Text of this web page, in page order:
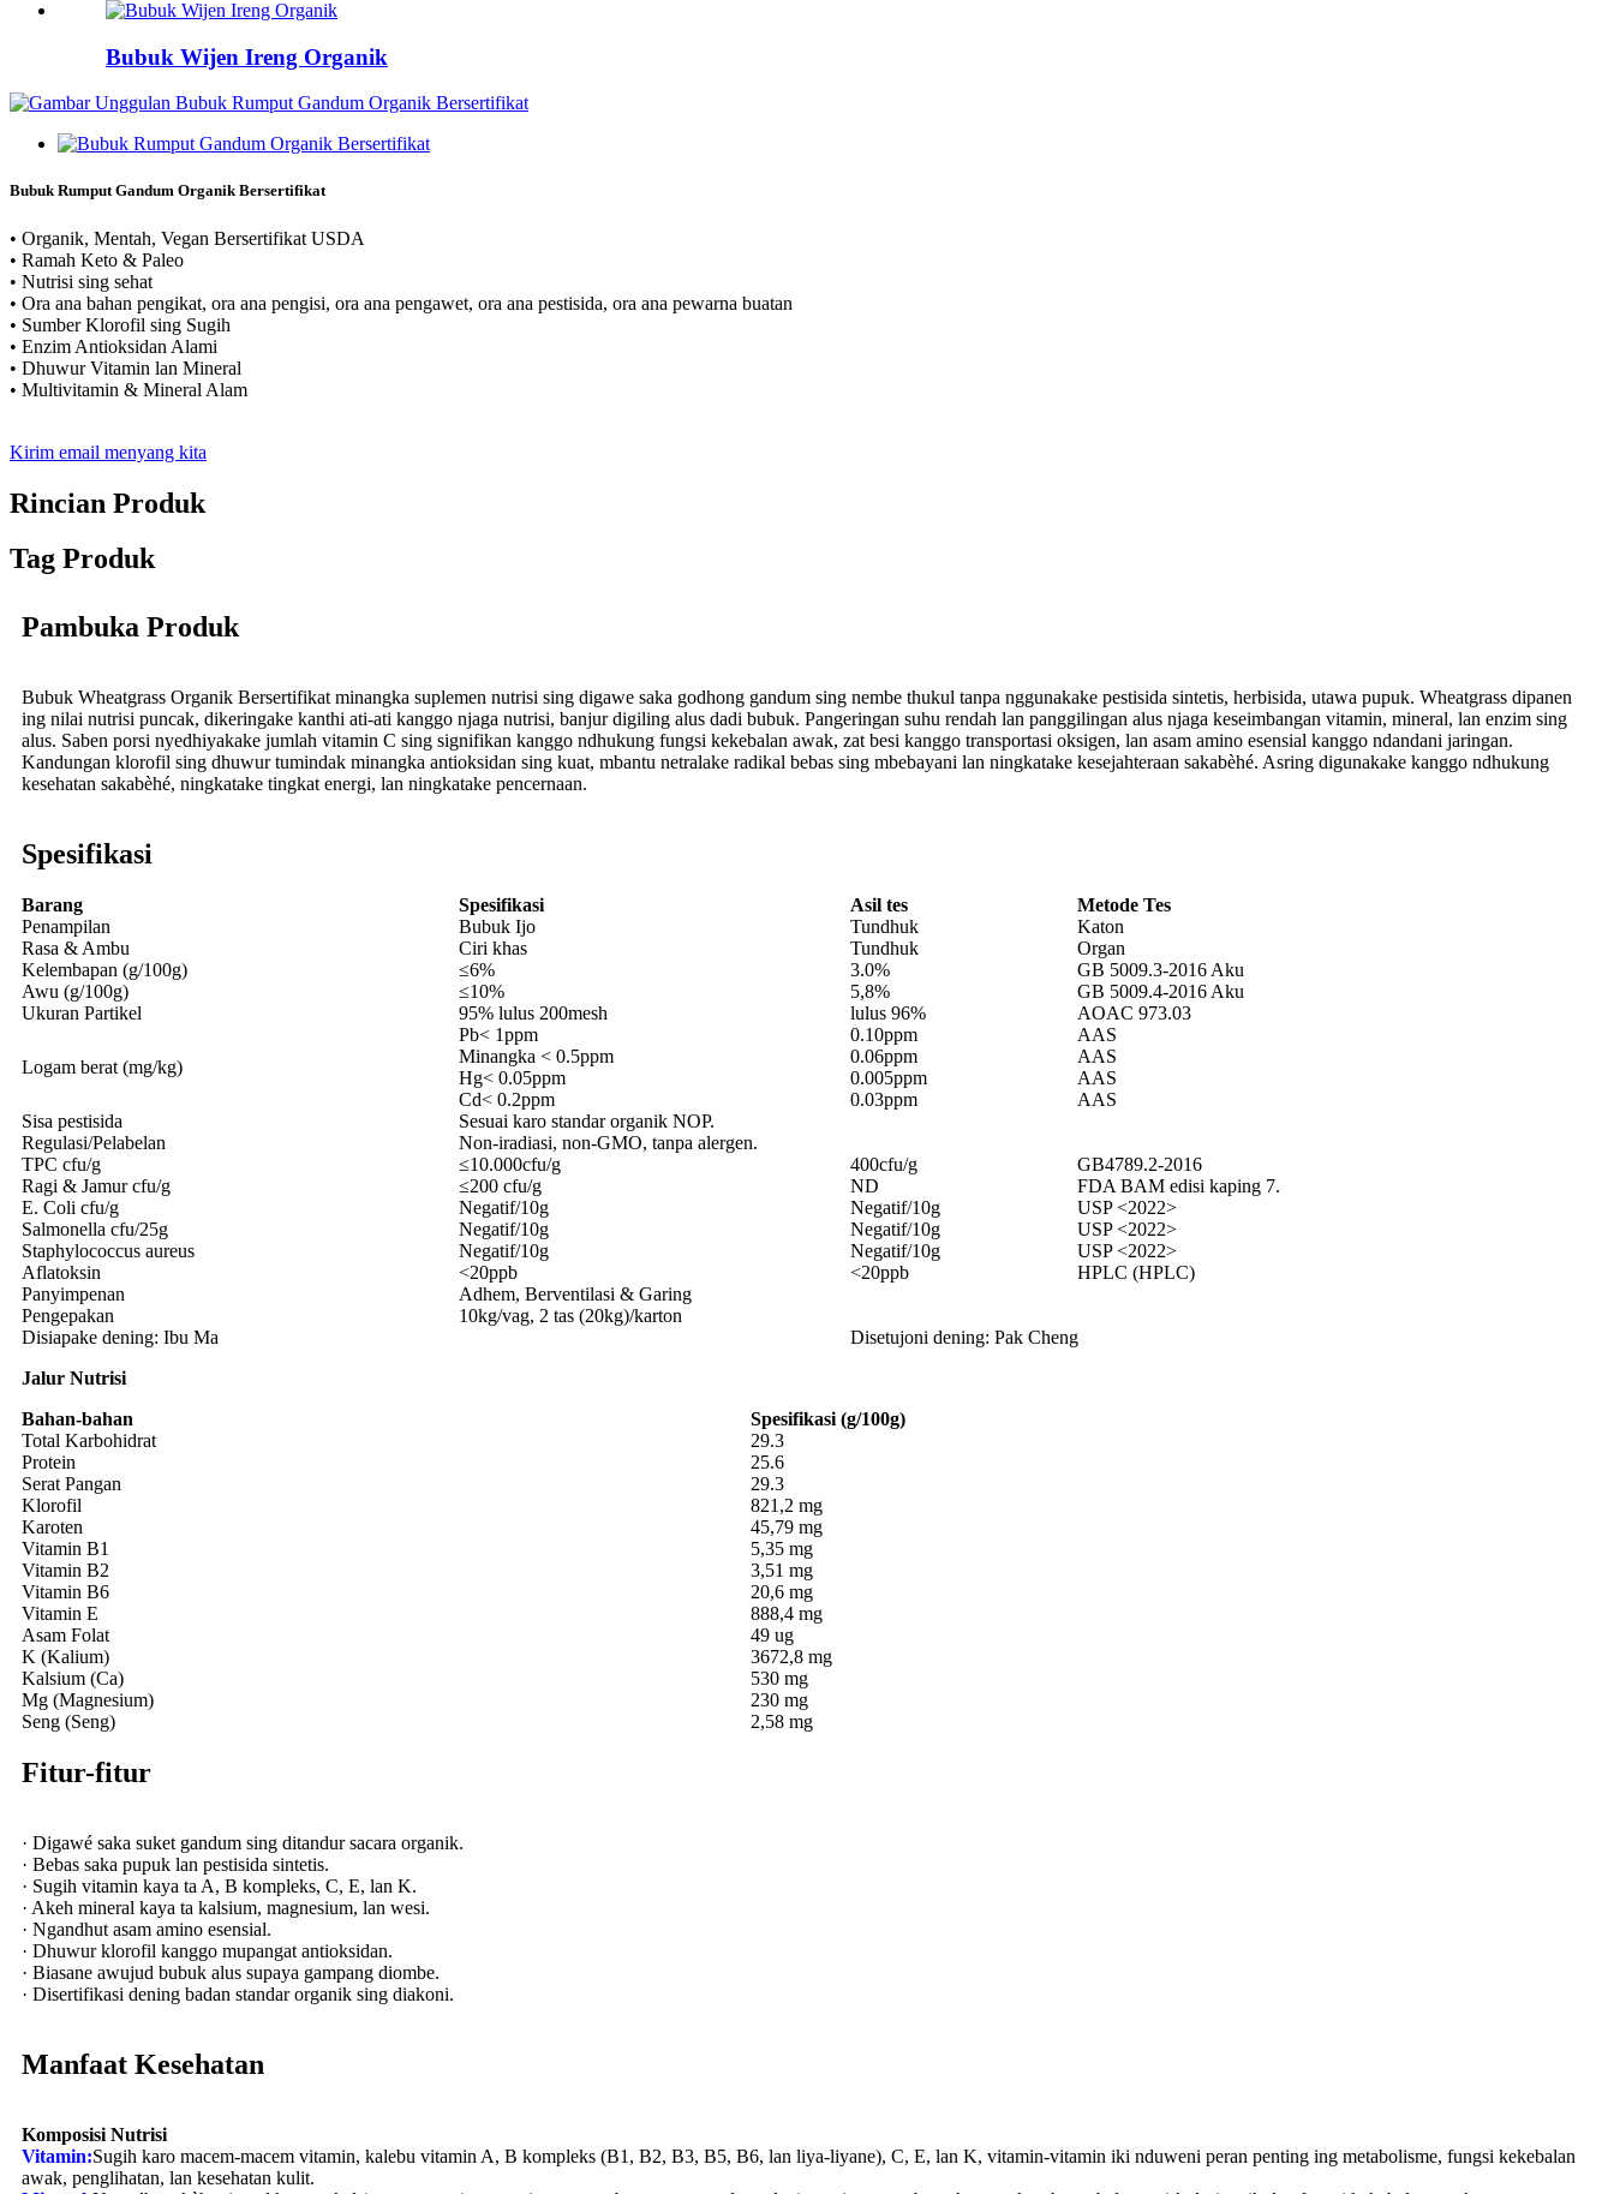
Bubuk Wijen Ireng Organik
Bubuk Rumput Gandum Organik Bersertifikat
• Organik, Mentah, Vegan Bersertifikat USDA
• Ramah Keto & Paleo
• Nutrisi sing sehat
• Ora ana bahan pengikat, ora ana pengisi, ora ana pengawet, ora ana pestisida, ora ana pewarna buatan
• Sumber Klorofil sing Sugih
• Enzim Antioksidan Alami
• Dhuwur Vitamin lan Mineral
• Multivitamin & Mineral Alam
Kirim email menyang kita
Rincian Produk
Tag Produk
Pambuka Produk
Bubuk Wheatgrass Organik Bersertifikat minangka suplemen nutrisi sing digawe saka godhong gandum sing nembe thukul tanpa nggunakake pestisida sintetis, herbisida, utawa pupuk. Wheatgrass dipanen
ing nilai nutrisi puncak, dikeringake kanthi ati-ati kanggo njaga nutrisi, banjur digiling alus dadi bubuk. Pangeringan suhu rendah lan panggilingan alus njaga keseimbangan vitamin, mineral, lan enzim sing
alus. Saben porsi nyedhiyakake jumlah vitamin C sing signifikan kanggo ndhukung fungsi kekebalan awak, zat besi kanggo transportasi oksigen, lan asam amino esensial kanggo ndandani jaringan.
Kandungan klorofil sing dhuwur tumindak minangka antioksidan sing kuat, mbantu netralake radikal bebas sing mbebayani lan ningkatake kesejahteraan sakabèhé. Asring digunakake kanggo ndhukung
kesehatan sakabèhé, ningkatake tingkat energi, lan ningkatake pencernaan.
Spesifikasi
Barang Spesifikasi Asil tes
Metode Tes
Penampilan
Bubuk Ijo Tundhuk
Katon
Rasa & Ambu
Ciri khas Tundhuk
Organ
Kelembapan (g/100g)
≤6% 3.0%
GB 5009.3-2016 Aku
Awu (g/100g)
≤10% 5,8%
GB 5009.4-2016 Aku
Ukuran Partikel
95% lulus 200mesh lulus 96% AOAC 973.03
Logam berat (mg/kg)
Pb< 1ppm 0.10ppm
AAS
Minangka < 0.5ppm
0.06ppm
AAS
Hg< 0.05ppm
0.005ppm
AAS
Cd< 0.2ppm
0.03ppm
AAS
Sisa pestisida
Sesuai karo standar organik NOP.
Regulasi/Pelabelan
Non-iradiasi, non-GMO, tanpa alergen.
TPC cfu/g
≤10.000cfu/g 400cfu/g
GB4789.2-2016
Ragi & Jamur cfu/g
≤200 cfu/g ND
FDA BAM edisi kaping 7.
E. Coli cfu/g
Negatif/10g Negatif/10g
USP <2022>
Salmonella cfu/25g
Negatif/10g Negatif/10g
USP <2022>
Staphylococcus aureus
Negatif/10g Negatif/10g
USP <2022>
Aflatoksin
<20ppb <20ppb
HPLC (HPLC)
Panyimpenan
Adhem, Berventilasi & Garing
Pengepakan
10kg/vag, 2 tas (20kg)/karton
Disiapake dening: Ibu Ma
Disetujoni dening: Pak Cheng
Jalur Nutrisi
Bahan-bahan
Spesifikasi (g/100g)
Total Karbohidrat
29.3
Protein
25.6
Serat Pangan
29.3
Klorofil
821,2 mg
Karoten
45,79 mg
Vitamin B1
5,35 mg
Vitamin B2
3,51 mg
Vitamin B6
20,6 mg
Vitamin E
888,4 mg
Asam Folat
49 ug
K (Kalium)
3672,8 mg
Kalsium (Ca)
530 mg
Mg (Magnesium)
230 mg
Seng (Seng)
2,58 mg
Fitur-fitur
· Digawé saka suket gandum sing ditandur sacara organik.
· Bebas saka pupuk lan pestisida sintetis.
· Sugih vitamin kaya ta A, B kompleks, C, E, lan K.
· Akeh mineral kaya ta kalsium, magnesium, lan wesi.
· Ngandhut asam amino esensial.
· Dhuwur klorofil kanggo mupangat antioksidan.
· Biasane awujud bubuk alus supaya gampang diombe.
· Disertifikasi dening badan standar organik sing diakoni.
Manfaat Kesehatan
Komposisi Nutrisi
Vitamin:Sugih karo macem-macem vitamin, kalebu vitamin A, B kompleks (B1, B2, B3, B5, B6, lan liya-liyane), C, E, lan K, vitamin-vitamin iki nduweni peran penting ing metabolisme, fungsi kekebalan
awak, penglihatan, lan kesehatan kulit.